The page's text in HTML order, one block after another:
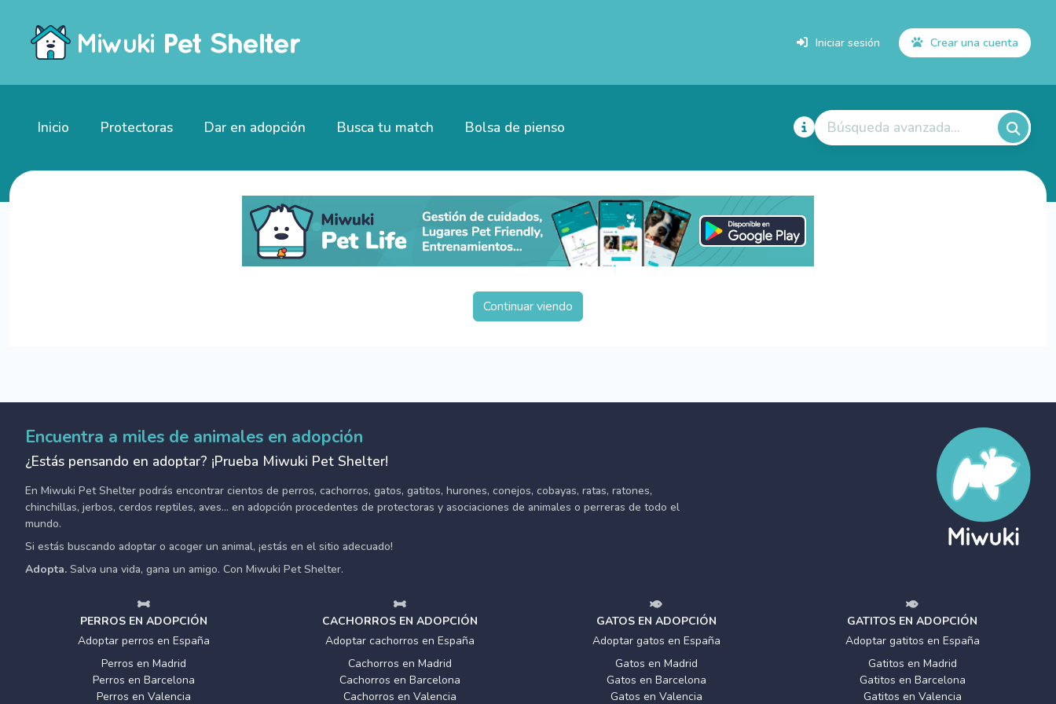
Iniciar sesión Crear una cuenta
Inicio Protectoras Dar en adopción Busca tu match Bolsa de pienso Búsqueda avanzada...
Continuar viendo
Encuentra a miles de animales en adopción
¿Estás pensando en adoptar? ¡Prueba Miwuki Pet Shelter!
En Miwuki Pet Shelter podrás encontrar cientos de perros, cachorros, gatos, gatitos, hurones, conejos, cobayas, ratas, ratones,
chinchillas, jerbos, cerdos reptiles, aves... en adopción procedentes de protectoras y asociaciones de animales o perreras de todo el
mundo.
Si estás buscando adoptar o acoger un animal, ¡estás en el sitio adecuado!
Adopta. Salva una vida, gana un amigo. Con Miwuki Pet Shelter.
PERROS EN ADOPCIÓN
Adoptar perros en España
Perros en Madrid
Perros en Barcelona
Perros en Valencia
CACHORROS EN ADOPCIÓN
Adoptar cachorros en España
Cachorros en Madrid
Cachorros en Barcelona
Cachorros en Valencia
GATOS EN ADOPCIÓN
Adoptar gatos en España
Gatos en Madrid
Gatos en Barcelona
Gatos en Valencia
GATITOS EN ADOPCIÓN
Adoptar gatitos en España
Gatitos en Madrid
Gatitos en Barcelona
Gatitos en Valencia